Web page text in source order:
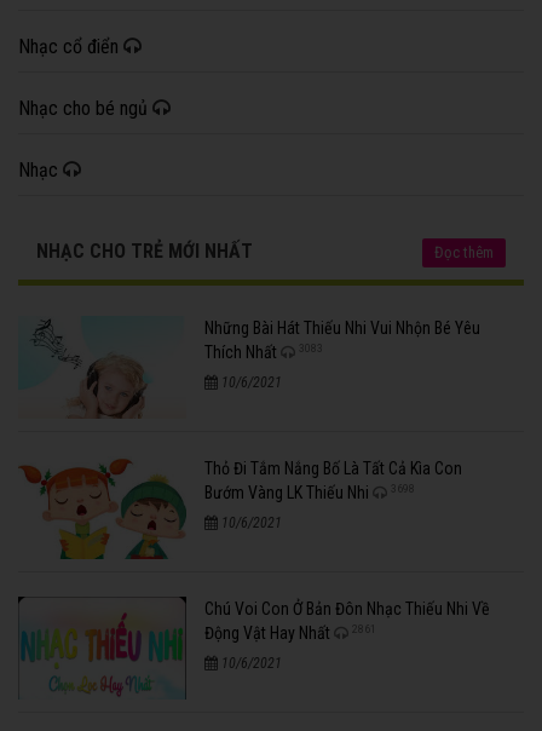
Nhạc cổ điển
Nhạc cho bé ngủ
Nhạc
NHẠC CHO TRẺ MỚI NHẤT Đọc thêm
Những Bài Hát Thiếu Nhi Vui Nhộn Bé Yêu
Thích Nhất
3083
10/6/2021
Thỏ Đi Tắm Nắng Bố Là Tất Cả Kìa Con
Bướm Vàng LK Thiếu Nhi
3698
10/6/2021
Chú Voi Con Ở Bản Đôn Nhạc Thiếu Nhi Về
Động Vật Hay Nhất
2861
10/6/2021